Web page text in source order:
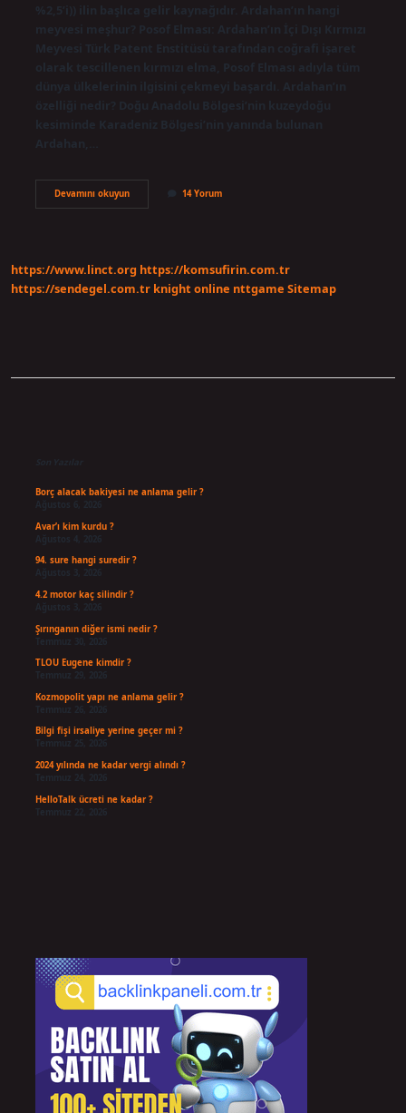
%2,5’i)) ilin başlıca gelir kaynağıdır. Ardahan’ın hangi
meyvesi meşhur? Posof Elması: Ardahan’ın İçi Dışı Kırmızı
Meyvesi Türk Patent Enstitüsü tarafından coğrafi işaret
olarak tescillenen kırmızı elma, Posof Elması adıyla tüm
dünya ülkelerinin ilgisini çekmeyi başardı. Ardahan’ın
özelliği nedir? Doğu Anadolu Bölgesi’nin kuzeydoğu
kesiminde Karadeniz Bölgesi’nin yanında bulunan
Devamını okuyunArdahanın
Hangi
14 Yorum
https://www.linct.org https://komsufirin.com.tr
https://sendegel.com.tr knight online nttgame Sitemap
Son Yazılar
Borç alacak bakiyesi ne anlama gelir ?
Ağustos 6, 2026
Avar’ı kim kurdu ?
Ağustos 4, 2026
94. sure hangi suredir ?
Ağustos 3, 2026
4.2 motor kaç silindir ?
Ağustos 3, 2026
Şırınganın diğer ismi nedir ?
TLOU Eugene kimdir ?
Temmuz 29, 2026
Kozmopolit yapı ne anlama gelir ?
Bilgi fişi irsaliye yerine geçer mi ?
Temmuz 25, 2026
2024 yılında ne kadar vergi alındı ?
HelloTalk ücreti ne kadar ?